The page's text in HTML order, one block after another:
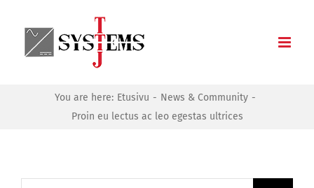
content
You are here: Etusivu
News & Community
Proin eu lectus ac leo egestas ultrices